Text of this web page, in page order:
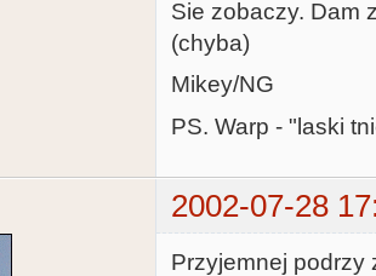
Sie zobaczy. Dam
(chyba)
Mikey/NG
PS. Warp - "laski
2002-07-28
Przyjemnej